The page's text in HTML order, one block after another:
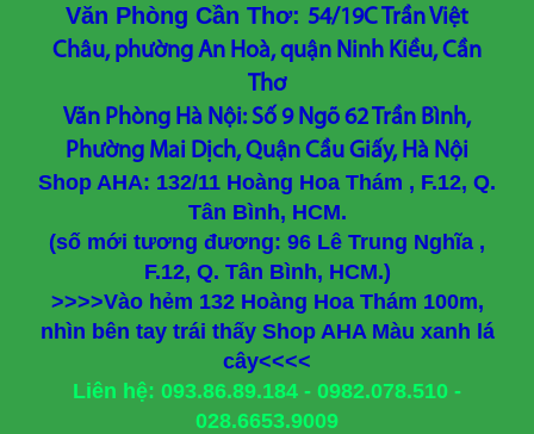
Văn Phòng Cần Thơ: 54/19C Trần Việt
Châu, phường An Hoà, quận Ninh Kiều, Cần
Thơ
Văn Phòng Hà Nội: Số 9 Ngõ 62 Trần Bình,
Phường Mai Dịch, Quận Cầu Giấy, Hà Nội
Shop AHA: 132/11 Hoàng Hoa Thám , F.12, Q.
Tân Bình, HCM.
(số mới tương đương: 96 Lê Trung Nghĩa ,
F.12, Q. Tân Bình, HCM.)
>>>>Vào hẻm 132 Hoàng Hoa Thám 100m,
nhìn bên tay trái thấy Shop AHA Màu xanh lá
cây<<<<
Liên hệ: 093.86.89.184 - 0982.078.510 -
028.6653.9009